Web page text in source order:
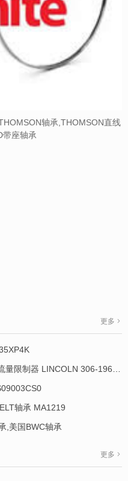
轴承,THOMSON直线
带座轴承
更多
轴承 MA1219
,美国BWC轴承
更多